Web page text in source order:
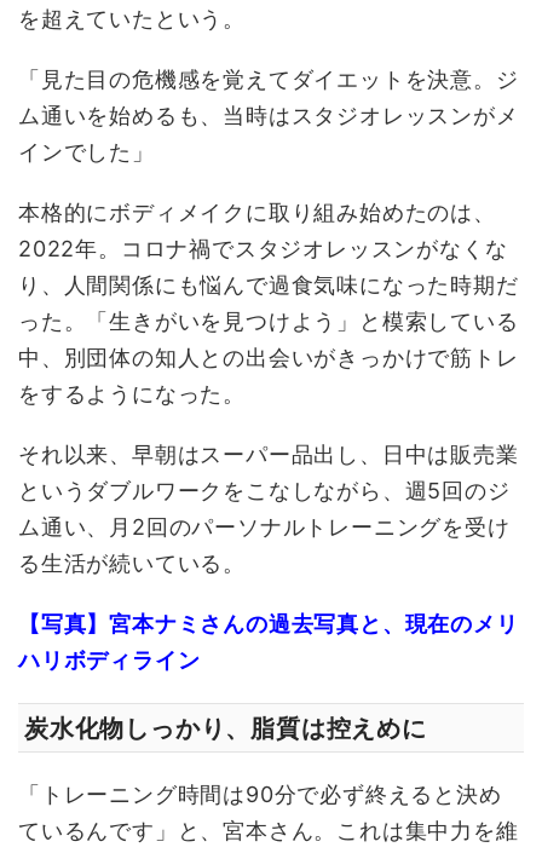
を超えていたという。
「見た目の危機感を覚えてダイエットを決意。ジ
ム通いを始めるも、当時はスタジオレッスンがメ
インでした」
本格的にボディメイクに取り組み始めたのは、
2022年。コロナ禍でスタジオレッスンがなくな
り、人間関係にも悩んで過食気味になった時期だ
った。「生きがいを見つけよう」と模索している
中、別団体の知人との出会いがきっかけで筋トレ
をするようになった。
それ以来、早朝はスーパー品出し、日中は販売業
というダブルワークをこなしながら、週5回のジ
ム通い、月2回のパーソナルトレーニングを受け
る生活が続いている。
【写真】宮本ナミさんの過去写真と、現在のメリ
ハリボディライン
炭水化物しっかり、脂質は控えめに
「トレーニング時間は90分で必ず終えると決め
ているんです」と、宮本さん。これは集中力を維